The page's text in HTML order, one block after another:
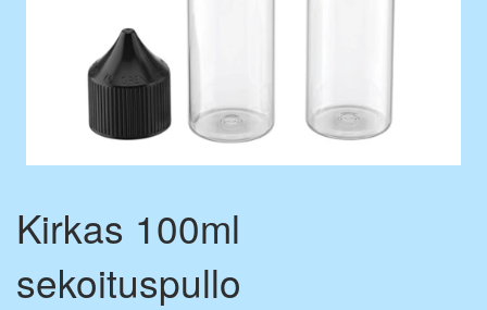
FLAVOURDROP AROMIPISARAT
FLAVOURBALL-TARVIKKEET
MIX-PULLOT
MERCHANDISE
Kirkas 100ml
sekoituspullo